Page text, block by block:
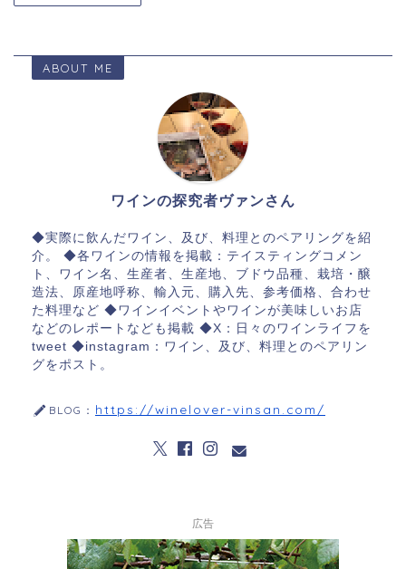
ABOUT ME
ワインの探究者ヴァンさん
◆実際に飲んだワイン、及び、料理とのペアリングを紹
介。 ◆各ワインの情報を掲載：テイスティングコメン
ト、ワイン名、生産者、生産地、ブドウ品種、栽培・醸
造法、原産地呼称、輸入元、購入先、参考価格、合わせ
た料理など ◆ワインイベントやワインが美味しいお店
などのレポートなども掲載 ◆X：日々のワインライフを
tweet ◆instagram：ワイン、及び、料理とのペアリン
グをポスト。
BLOG： https://winelover-vinsan.com/
広告